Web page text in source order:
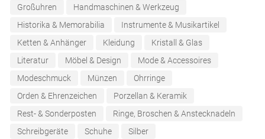
Großuhren
Handmaschinen & Werkzeug
Historika & Memorabilia
Instrumente & Musikartikel
Ketten & Anhänger
Kleidung
Kristall & Glas
Literatur
Möbel & Design
Mode & Accessoires
Modeschmuck
Münzen
Ohrringe
Orden & Ehrenzeichen
Porzellan & Keramik
Rest- & Sonderposten
Ringe, Broschen & Anstecknadeln
Schreibgeräte
Schuhe
Silber